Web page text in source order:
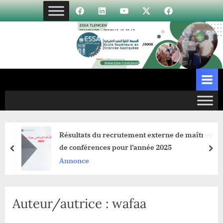
Skip
to
Élément
de
menu
Élément
de
menu
Élément
de
Élément
de
menu
Incubateur
Résultats du recrutement externe de maîtres
de conférences pour l’année 2025
Annonce
prev
Auteur/autrice : wafaa